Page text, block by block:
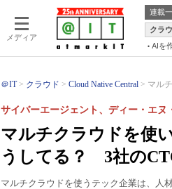
メディア
連載
クラ
AIを
＠IT クラウド Cloud Native Central マル
マルチクラウドを使
うしてる？ 3社の
サイバーエージェント、ディー・エヌ
マルチクラウドを使うテック企業は、人